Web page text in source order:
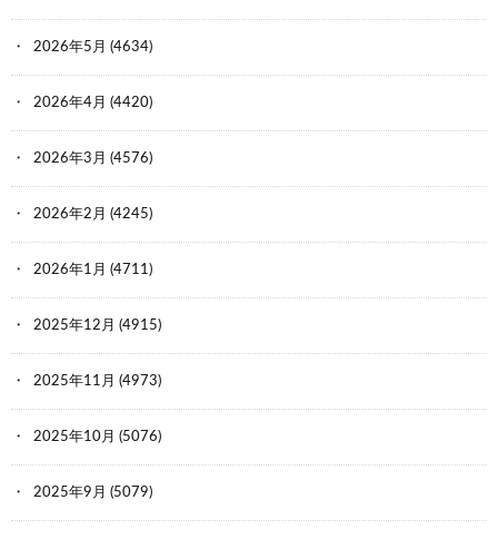
2026年5月 (4634)
2026年4月 (4420)
2026年3月 (4576)
2026年2月 (4245)
2026年1月 (4711)
2025年12月 (4915)
2025年11月 (4973)
2025年10月 (5076)
2025年9月 (5079)